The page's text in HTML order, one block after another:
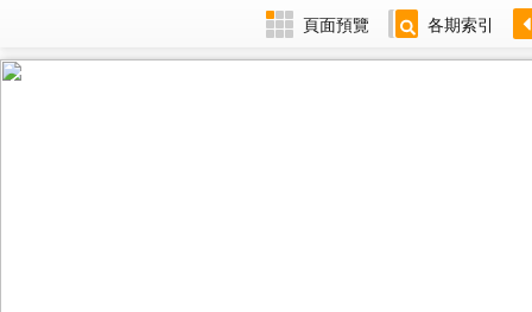
頁面預覽 各期索引